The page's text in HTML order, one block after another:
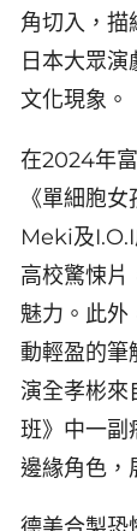
角切入，描
日本大眾
文化現象。
在2024年
《單細胞
Meki及
高校驚悚片
魅力。此外
動輕盈的筆
演全孝彬
班》中一副
邊緣角色，